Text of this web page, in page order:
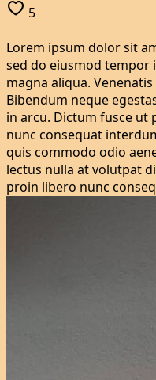
5
Lorem ipsum dolor sit
sed do eiusmod
magna aliqua.
Bibendum neque
in arcu. Dictum fusce ut
nunc consequat
quis commodo odio
lectus nulla at volutpat
proin libero nunc